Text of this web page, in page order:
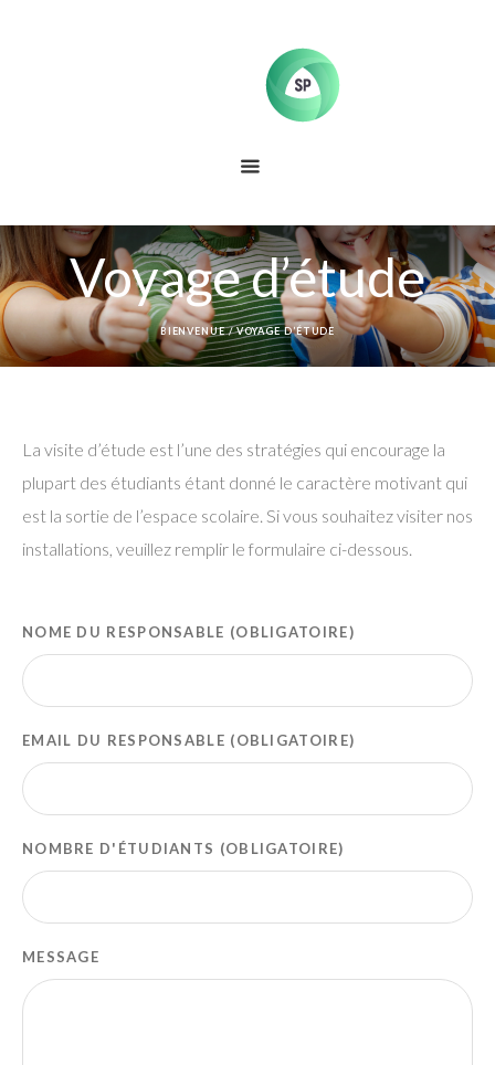
Voyage d’étude
BIENVENUE /VOYAGE D’ÉTUDE
La visite d’étude est l’une des stratégies qui encourage la
plupart des étudiants étant donné le caractère motivant qui
est la sortie de l’espace scolaire. Si vous souhaitez visiter nos
installations, veuillez remplir le formulaire ci-dessous.
NOME DU RESPONSABLE (OBLIGATOIRE)
EMAIL DU RESPONSABLE (OBLIGATOIRE)
NOMBRE D'ÉTUDIANTS (OBLIGATOIRE)
MESSAGE